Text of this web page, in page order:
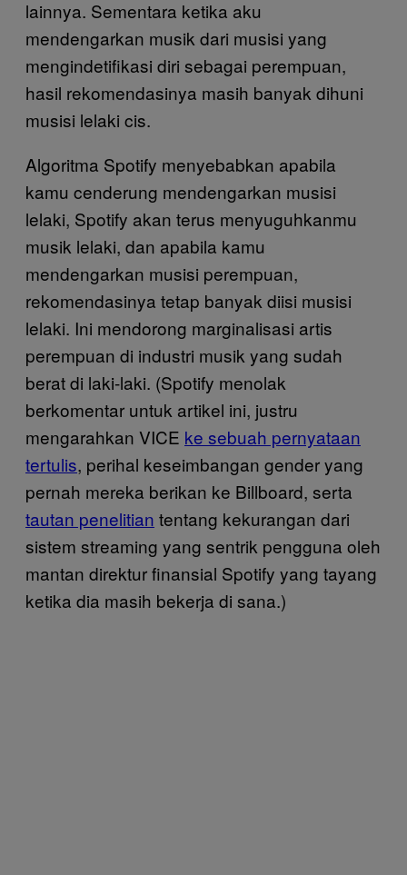
lainnya. Sementara ketika aku
mendengarkan musik dari musisi yang
mengindetifikasi diri sebagai perempuan,
hasil rekomendasinya masih banyak dihuni
musisi lelaki cis.
Algoritma Spotify menyebabkan apabila
kamu cenderung mendengarkan musisi
lelaki, Spotify akan terus menyuguhkanmu
musik lelaki, dan apabila kamu
mendengarkan musisi perempuan,
rekomendasinya tetap banyak diisi musisi
lelaki. Ini mendorong marginalisasi artis
perempuan di industri musik yang sudah
berat di laki-laki. (Spotify menolak
berkomentar untuk artikel ini, justru
mengarahkan VICE ke sebuah pernyataan
tertulis, perihal keseimbangan gender yang
pernah mereka berikan ke Billboard, serta
tautan penelitian tentang kekurangan dari
sistem streaming yang sentrik pengguna oleh
mantan direktur finansial Spotify yang tayang
ketika dia masih bekerja di sana.)